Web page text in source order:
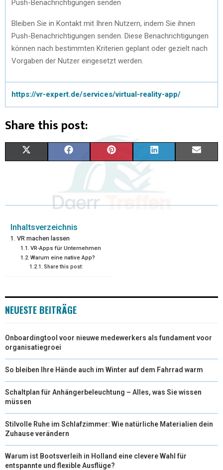
Push-Benachrichtigungen senden
Bleiben Sie in Kontakt mit Ihren Nutzern, indem Sie ihnen
Push-Benachrichtigungen senden. Diese Benachrichtigungen
können nach bestimmten Kriterien geplant oder gezielt nach
Vorgaben der Nutzer eingesetzt werden.
https://vr-expert.de/services/virtual-reality-app/
Share this post:
W
T
T
R
)
E
O
I
N
T
T
K I
Inhaltsverzeichnis
VR machen lassen
VR-Apps für Unternehmen
Warum eine native App?
Share this post:
NEUESTE BEITRÄGE
Onboardingtool voor nieuwe medewerkers als fundament voor
organisatiegroei
So bleiben Ihre Hände auch im Winter auf dem Fahrrad warm
Schaltplan für Anhängerbeleuchtung – Alles, was Sie wissen
müssen
Stilvolle Ruhe im Schlafzimmer: Wie natürliche Materialien dein
Zuhause verändern
Warum ist Bootsverleih in Holland eine clevere Wahl für
entspannte und flexible Ausflüge?